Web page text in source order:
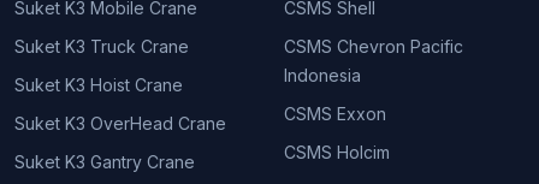
Suket K3 Mobile Crane
Suket K3 Truck Crane
Suket K3 Hoist Crane
Suket K3 OverHead Crane
Suket K3 Gantry Crane
CSMS Shell
CSMS Chevron Pacific
Indonesia
CSMS Exxon
CSMS Holcim